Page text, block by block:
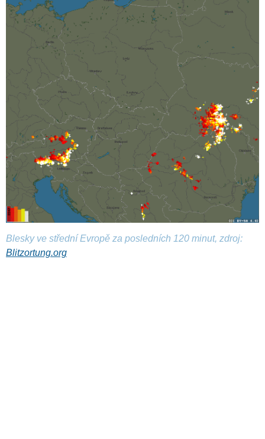
Blesky ve střední Evropě za posledních 120 minut, zdroj:
Blitzortung.org